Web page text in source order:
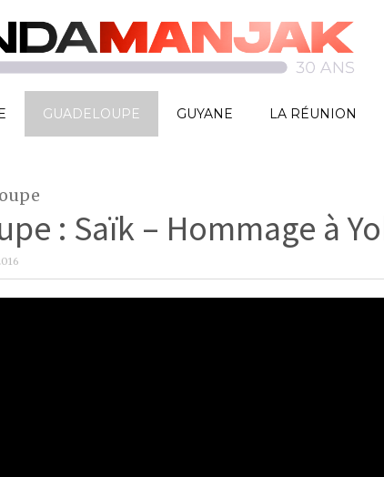
GUADELOUPE GUYANE LA RÉUNION
: Saïk – Hommage à